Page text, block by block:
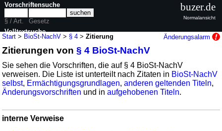
Start > BioSt-NachV > § 4 >Zitierung Änderungsalarm
Zitierungen von§ 4 BioSt-NachV
Sie sehen die Vorschriften, die auf § 4 BioSt-NachV
verweisen. Die Liste ist unterteilt nach Zitaten in BioSt-NachV
selbst, Ermächtigungsgrundlagen,anderen geltenden Titeln,
Änderungsvorschriften und inaufgehobenen Titeln.
interne Verweise
Vorschriftensuche
§ / Art.
Gesetz
Volltextsuche
nur in BioSt-NachV
buzer.de
Normalansicht